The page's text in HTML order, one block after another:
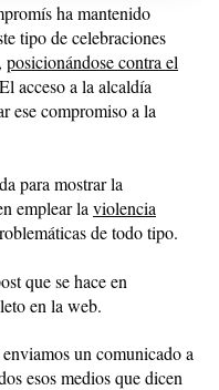
ha mantenido
tipo de celebraciones
posicionándose contra el
acceso a la alcaldía
ese compromiso a la
para mostrar la
emplear la violencia
de todo tipo.
que se hace en
en la web.
un comunicado a
esos medios que dicen